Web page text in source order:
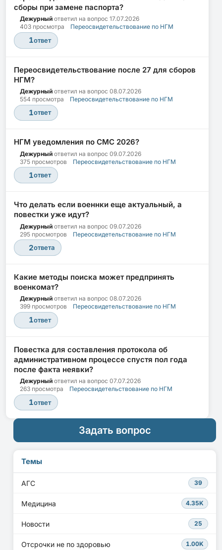
сборы при замене паспорта?
Дежурный ответил на вопрос 17.07.2026
403 просмотра
Переосвидетельствование по НГМ
1ответ
Переосвидетельствование после 27 для сборов
НГМ?
Дежурный ответил на вопрос 08.07.2026
554 просмотра
Переосвидетельствование по НГМ
1ответ
НГМ уведомления по СМС 2026?
Дежурный ответил на вопрос 09.07.2026
375 просмотров
Переосвидетельствование по НГМ
1ответ
Что делать если военнки еще актуальный, а
повестки уже идут?
Дежурный ответил на вопрос 09.07.2026
295 просмотров
Переосвидетельствование по НГМ
2ответа
Какие методы поиска может предпринять
военкомат?
Дежурный ответил на вопрос 08.07.2026
399 просмотров
Переосвидетельствование по НГМ
1ответ
Повестка для составления протокола об
административном процессе спустя пол года
после факта неявки?
Дежурный ответил на вопрос 07.07.2026
263 просмотра
Переосвидетельствование по НГМ
1ответ
Задать вопрос
Темы
АГС 39
Медицина 4.35K
Новости 25
Отсрочки не по здоровью 1.00K